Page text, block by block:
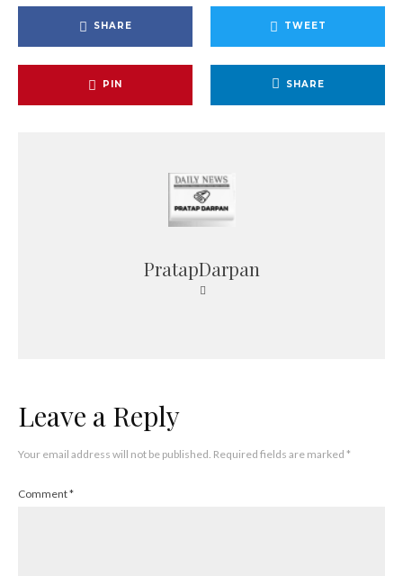
SHARE TWEET
PIN SHARE
PratapDarpan
Leave a Reply
Your email address will not be published. Required fields are marked *
Comment*